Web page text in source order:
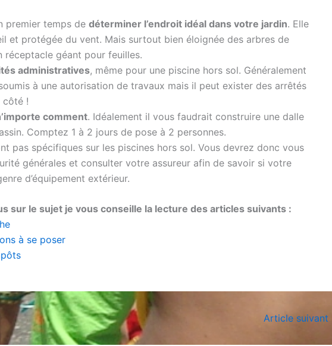
premier temps de déterminer l’endroit idéal dans votre jardin. Elle
et protégée du vent. Mais surtout bien éloignée des arbres de
réceptacle géant pour feuilles.
administratives, même pour une piscine hors sol. Généralement
à une autorisation de travaux mais il peut exister des arrêtés
côté !
comment. Idéalement il vous faudrait construire une dalle
Comptez 1 à 2 jours de pose à 2 personnes.
pas spécifiques sur les piscines hors sol. Vous devrez donc vous
générales et consulter votre assureur afin de savoir si votre
d’équipement extérieur.
sur le sujet je vous conseille la lecture des articles suivants :
à se poser
Article suivant